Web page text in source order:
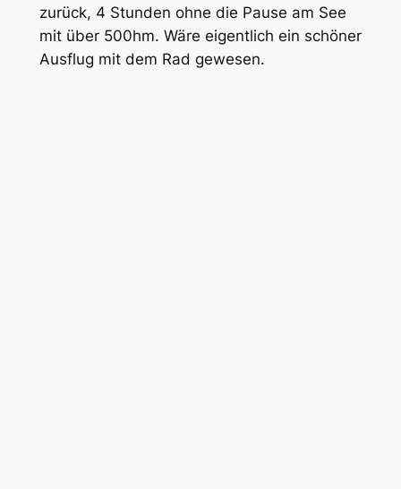
zurück, 4 Stunden ohne die Pause am See
mit über 500hm. Wäre eigentlich ein schöner
Ausflug mit dem Rad gewesen.